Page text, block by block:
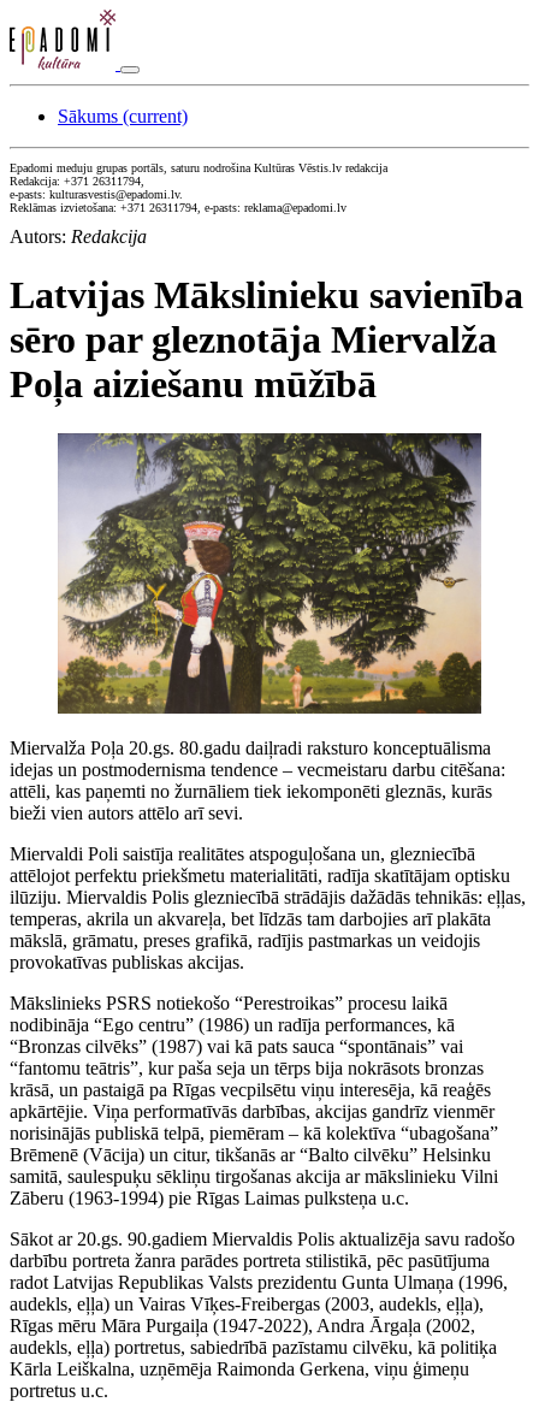
Sākums (current)
Epadomi meduju grupas portāls, saturu nodrošina Kultūras Vēstis.lv redakcija
Redakcija: +371 26311794,
e-pasts: kulturasvestis@epadomi.lv.
Reklāmas izvietošana: +371 26311794, e-pasts: reklama@epadomi.lv
Autors: Redakcija
Latvijas Mākslinieku savienība
sēro par gleznotāja Miervalža
Poļa aiziešanu mūžībā
Miervalža Poļa 20.gs. 80.gadu daiļradi raksturo konceptuālisma
idejas un postmodernisma tendence – vecmeistaru darbu citēšana:
attēli, kas paņemti no žurnāliem tiek iekomponēti gleznās, kurās
bieži vien autors attēlo arī sevi.
Miervaldi Poli saistīja realitātes atspoguļošana un, glezniecībā
attēlojot perfektu priekšmetu materialitāti, radīja skatītājam optisku
ilūziju. Miervaldis Polis glezniecībā strādājis dažādās tehnikās: eļļas,
temperas, akrila un akvareļa, bet līdzās tam darbojies arī plakāta
mākslā, grāmatu, preses grafikā, radījis pastmarkas un veidojis
provokatīvas publiskas akcijas.
Mākslinieks PSRS notiekošo “Perestroikas” procesu laikā
nodibināja “Ego centru” (1986) un radīja performances, kā
“Bronzas cilvēks” (1987) vai kā pats sauca “spontānais” vai
“fantomu teātris”, kur paša seja un tērps bija nokrāsots bronzas
krāsā, un pastaigā pa Rīgas vecpilsētu viņu interesēja, kā reaģēs
apkārtējie. Viņa performatīvās darbības, akcijas gandrīz vienmēr
norisinājās publiskā telpā, piemēram – kā kolektīva “ubagošana”
Brēmenē (Vācija) un citur, tikšanās ar “Balto cilvēku” Helsinku
samitā, saulespuķu sēkliņu tirgošanas akcija ar mākslinieku Vilni
Zāberu (1963-1994) pie Rīgas Laimas pulksteņa u.c.
Sākot ar 20.gs. 90.gadiem Miervaldis Polis aktualizēja savu radošo
darbību portreta žanra parādes portreta stilistikā, pēc pasūtījuma
radot Latvijas Republikas Valsts prezidentu Gunta Ulmaņa (1996,
audekls, eļļa) un Vairas Vīķes-Freibergas (2003, audekls, eļļa),
Rīgas mēru Māra Purgaiļa (1947-2022), Andra Ārgaļa (2002,
audekls, eļļa) portretus, sabiedrībā pazīstamu cilvēku, kā politiķa
Kārla Leiškalna, uzņēmēja Raimonda Gerkena, viņu ģimeņu
portretus u.c.